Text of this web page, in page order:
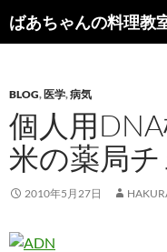
ン
ツ
へ
キ
索
BLOG, 医学,病気
個人用
米の薬局
2010年5月27日